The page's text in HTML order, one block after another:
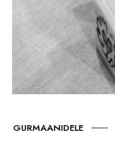
GURMAANIDELE